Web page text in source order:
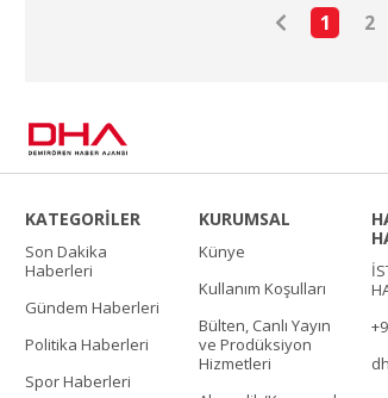
1 2
KATEGORİLER
Son Dakika
Haberleri
Gündem Haberleri
Politika Haberleri
Spor Haberleri
KURUMSAL
Künye
Kullanım Koşulları
Bülten, Canlı Yayın
ve Prodüksiyon
Hizmetleri